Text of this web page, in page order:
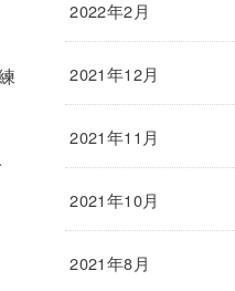
2022年2月
2021年12月
2021年11月
2021年10月
2021年8月